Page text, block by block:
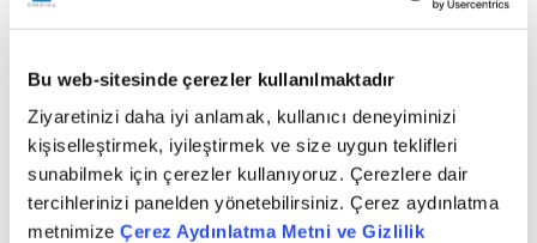
Bu web-sitesinde çerezler kullanılmaktadır
Ziyaretinizi daha iyi anlamak, kullanıcı deneyiminizi
kişiselleştirmek, iyileştirmek ve size uygun teklifleri
sunabilmek için çerezler kullanıyoruz. Çerezlere dair
tercihlerinizi panelden yönetebilirsiniz. Çerez aydınlatma
metnimize Çerez Aydınlatma Metni ve Gizlilik
Bonds & Loans 2020’de Unifree Duty Free projesiyle
“Yılın Proje Finansmanı” kategorisinde finalist olarak yer
aldık.